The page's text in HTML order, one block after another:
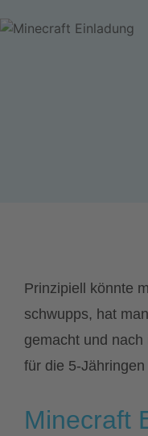
Prinzipiell könnte
schwupps, hat
gemacht und
für die 5-
Minecraft